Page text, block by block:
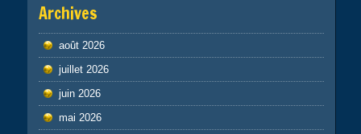
Archives
août 2026
juillet 2026
juin 2026
mai 2026